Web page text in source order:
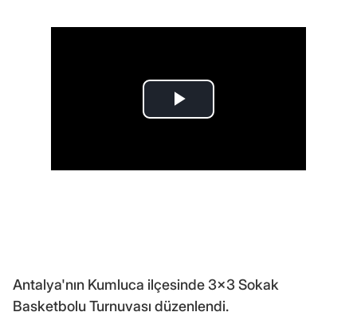
Antalya'nın Kumluca ilçesinde 3x3 Sokak
Basketbolu Turnuvası düzenlendi.